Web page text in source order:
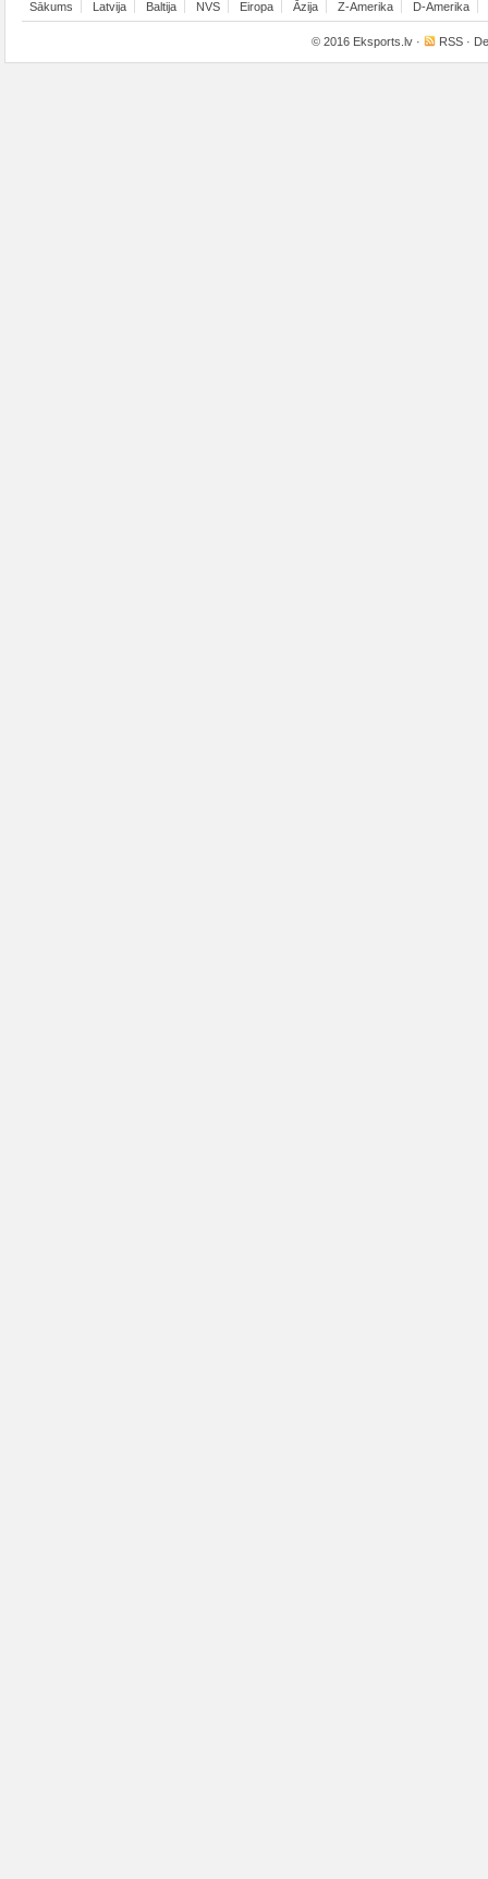
Sākums Latvija Baltija NVS Eiropa Āzija Z-Amerika D-Amerika
© 2016 Eksports.lv · RSS ·